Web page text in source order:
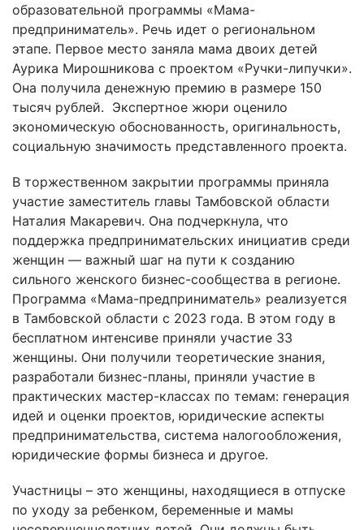
образовательной программы «Мама-
предприниматель». Речь идет о региональном
этапе. Первое место заняла мама двоих детей
Аурика Мирошникова с проектом «Ручки-липучки».
Она получила денежную премию в размере 150
тысяч рублей. Экспертное жюри оценило
экономическую обоснованность, оригинальность,
социальную значимость представленного проекта.
В торжественном закрытии программы приняла
участие заместитель главы Тамбовской области
Наталия Макаревич. Она подчеркнула, что
поддержка предпринимательских инициатив среди
женщин — важный шаг на пути к созданию
сильного женского бизнес-сообщества в регионе.
Программа «Мама-предприниматель» реализуется
в Тамбовской области с 2023 года. В этом году в
бесплатном интенсиве приняли участие 33
женщины. Они получили теоретические знания,
разработали бизнес-планы, приняли участие в
практических мастер-классах по темам: генерация
идей и оценки проектов, юридические аспекты
предпринимательства, система налогообложения,
юридические формы бизнеса и другое.
Участницы – это женщины, находящиеся в отпуске
по уходу за ребенком, беременные и мамы